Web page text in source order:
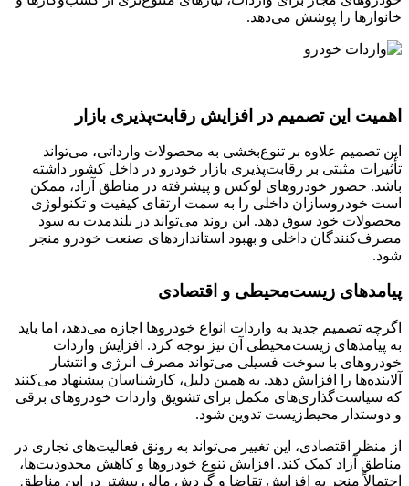
خانوارها را پوشش می‌دهد.
اهمیت این تصمیم در افزایش رقابت‌پذیری بازار
این تصمیم علاوه بر تنوع‌بخشی به محصولات وارداتی، می‌تواند
تأثیرات مثبتی بر رقابت‌پذیری بازار خودرو در داخل کشور داشته
باشد. حضور خودروهای لوکس و پیشرفته در مناطق آزاد، ممکن
است خودروسازان داخلی را به سمت ارتقای کیفیت و تکنولوژی
محصولات خود سوق دهد. این روند می‌تواند در بلندمدت به سود
مصرف‌کنندگان داخلی و بهبود استانداردهای صنعت خودرو منجر
شود.
پیامدهای زیست‌محیطی و اقتصادی
اگرچه تصمیم جدید به واردات انواع خودروها اجازه می‌دهد، اما باید
به پیامدهای زیست‌محیطی آن نیز توجه کرد. افزایش واردات
خودروهای با سوخت فسیلی می‌تواند مصرف انرژی و انتشار
آلاینده‌ها را افزایش دهد. به همین دلیل، کارشناسان پیشنهاد می‌کنند
که سیاست‌گذاری‌های مکمل برای تشویق واردات خودروهای برقی
و دوستدار محیط‌زیست تدوین شود.
از منظر اقتصادی، این تغییر می‌تواند به رونق فعالیت‌های تجاری در
مناطق آزاد کمک کند. افزایش تنوع خودروها و کاهش محدودیت‌ها،
احتمالاً منجر به افزایش تقاضا و گردش مالی بیشتر در این مناطق